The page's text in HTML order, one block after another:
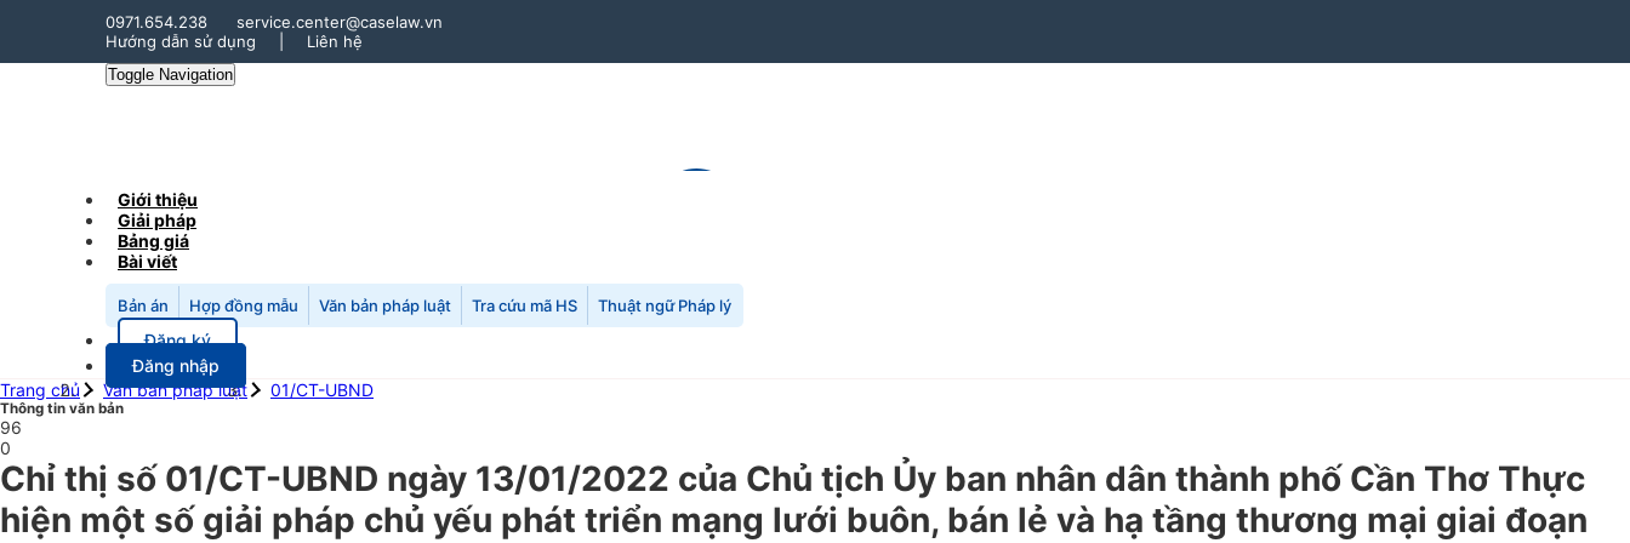
0971.654.238
service.center@caselaw.vn
Hướng dẫn sử dụng
Liên hệ
Toggle Navigation
Giới thiệu
Giải pháp
Bảng giá
Bài viết
Bản án Hợp đồng mẫu Văn bản pháp luật Tra cứu mã HS Thuật ngữ Pháp lý
Đăng ký
Đăng nhập
Trang chủ
Văn bản pháp luật 01/CT-UBND
Thông tin văn bản
96
0
Chỉ thị số 01/CT-UBND ngày 13/01/2022 của Chủ tịch Ủy ban nhân dân thành phố Cần Thơ Thực
hiện một số giải pháp chủ yếu phát triển mạng lưới buôn, bán lẻ và hạ tầng thương mại giai đoạn